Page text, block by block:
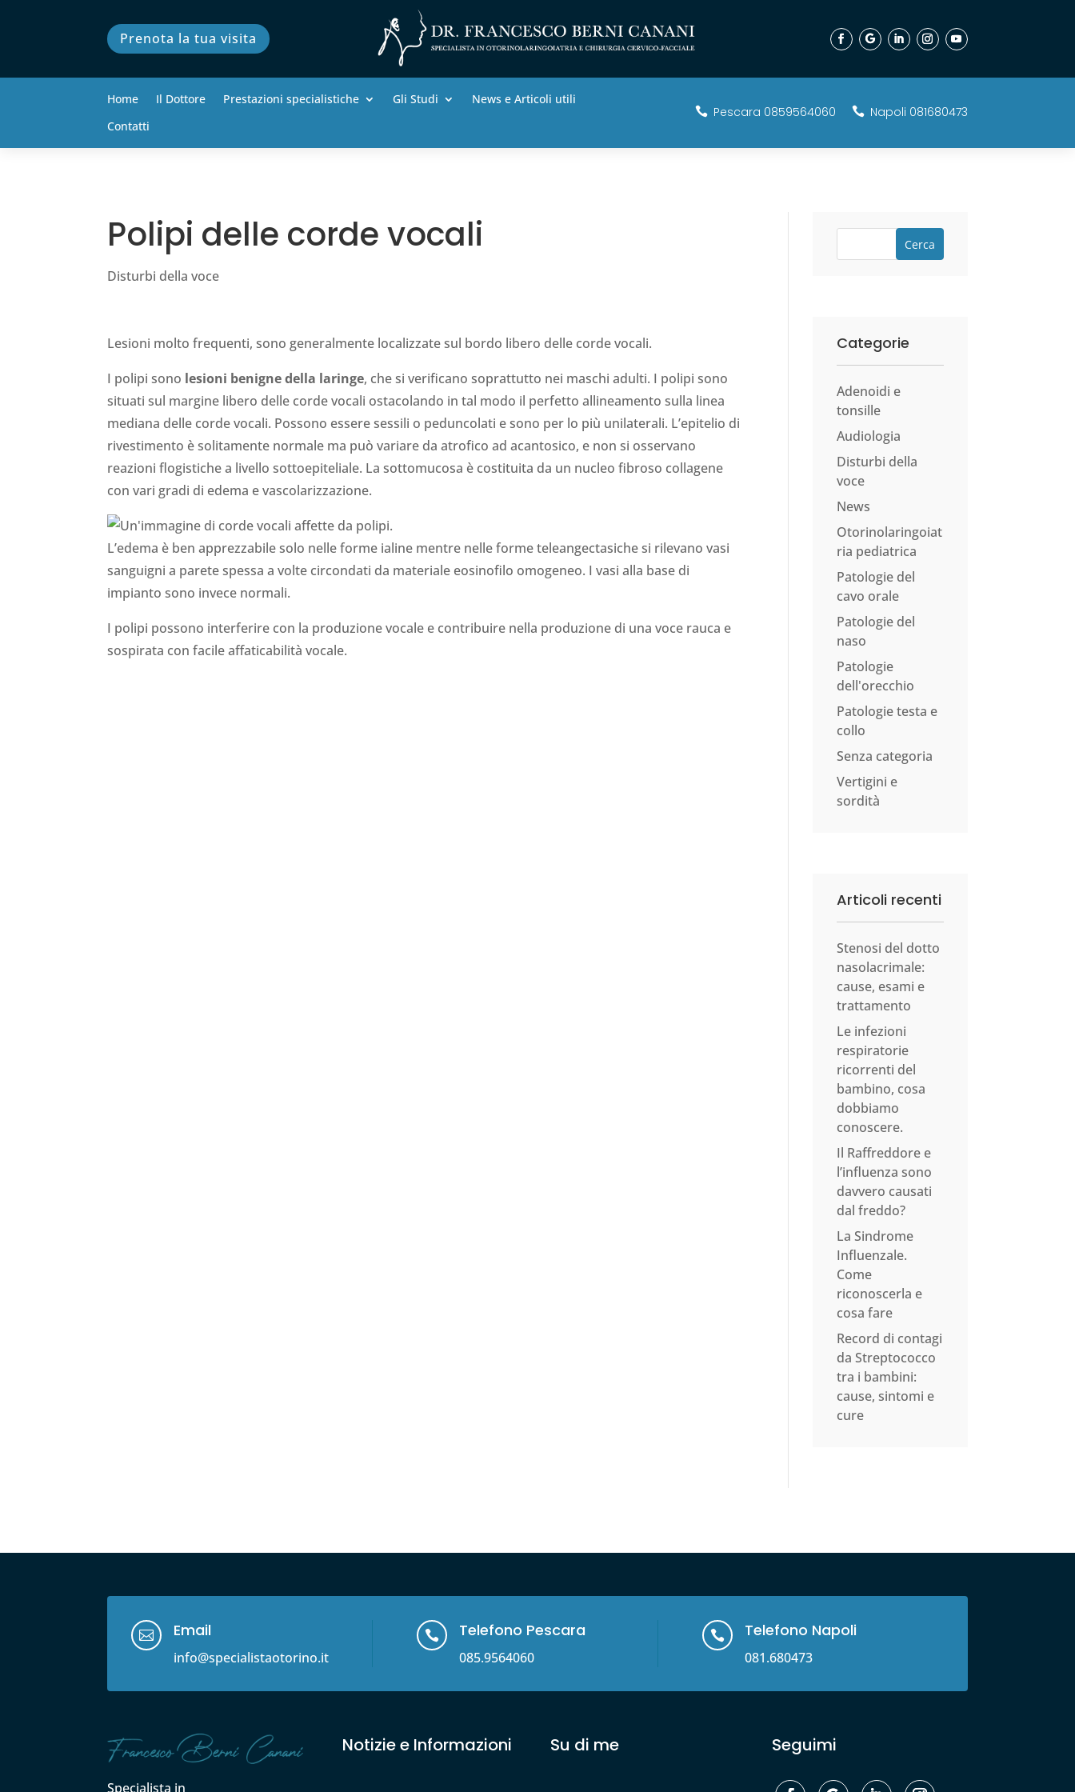
Prenota la tua visita
Home Il Dottore Prestazioni specialistiche Gli Studi
News e Articoli utili
Contatti
 Pescara 0859564060  Napoli 081680473
Polipi delle corde vocali
Disturbi della voce
Lesioni molto frequenti, sono generalmente localizzate sul bordo libero delle corde vocali.
I polipi sono lesioni benigne della laringe, che si verificano soprattutto nei maschi adulti. I polipi sono
situati sul margine libero delle corde vocali ostacolando in tal modo il perfetto allineamento sulla linea
mediana delle corde vocali. Possono essere sessili o peduncolati e sono per lo più unilaterali. L’epitelio di
rivestimento è solitamente normale ma può variare da atrofico ad acantosico, e non si osservano
reazioni flogistiche a livello sottoepiteliale. La sottomucosa è costituita da un nucleo fibroso collagene
con vari gradi di edema e vascolarizzazione.
L’edema è ben apprezzabile solo nelle forme ialine mentre nelle forme teleangectasiche si rilevano vasi
sanguigni a parete spessa a volte circondati da materiale eosinofilo omogeneo. I vasi alla base di
impianto sono invece normali.
I polipi possono interferire con la produzione vocale e contribuire nella produzione di una voce rauca e
sospirata con facile affaticabilità vocale.
Cerca
Categorie
Adenoidi e
tonsille
Audiologia
Disturbi della
voce
News
Otorinolaringoiat
ria pediatrica
Patologie del
cavo orale
Patologie del
naso
Patologie
dell'orecchio
Patologie testa e
collo
Senza categoria
Vertigini e
sordità
Articoli recenti
Stenosi del dotto
nasolacrimale:
cause, esami e
trattamento
Le infezioni
respiratorie
ricorrenti del
bambino, cosa
dobbiamo
conoscere.
Il Raffreddore e
l’influenza sono
davvero causati
dal freddo?
La Sindrome
Influenzale.
Come
riconoscerla e
cosa fare
Record di contagi
da Streptococco
tra i bambini:
cause, sintomi e
cure
 Email
info@specialistaotorino.it
 Telefono Pescara
085.9564060
 Telefono Napoli
081.680473
Specialista in
Notizie e Informazioni Su di me Seguimi